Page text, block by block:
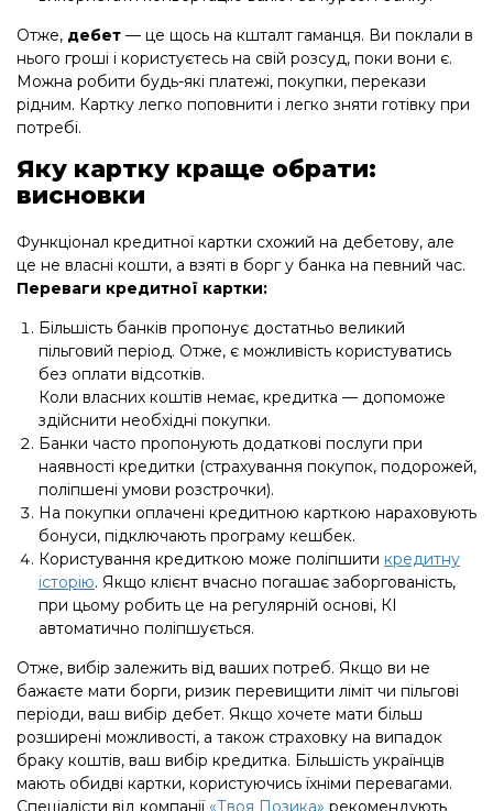
Отже, дебет — це щось на кшталт гаманця. Ви поклали в
нього гроші і користуєтесь на свій розсуд, поки вони є.
Можна робити будь-які платежі, покупки, перекази
рідним. Картку легко поповнити і легко зняти готівку при
потребі.
Яку картку краще обрати:
висновки
Функціонал кредитної картки схожий на дебетову, але
це не власні кошти, а взяті в борг у банка на певний час.
Переваги кредитної картки:
Більшість банків пропонує достатньо великий
пільговий період. Отже, є можливість користуватись
без оплати відсотків.
Коли власних коштів немає, кредитка — допоможе
здійснити необхідні покупки.
Банки часто пропонують додаткові послуги при
наявності кредитки (страхування покупок, подорожей,
поліпшені умови розстрочки).
На покупки оплачені кредитною карткою нараховують
бонуси, підключають програму кешбек.
Користування кредиткою може поліпшити кредитну
історію. Якщо клієнт вчасно погашає заборгованість,
при цьому робить це на регулярній основі, КІ
автоматично поліпшується.
Отже, вибір залежить від ваших потреб. Якщо ви не
бажаєте мати борги, ризик перевищити ліміт чи пільгові
періоди, ваш вибір дебет. Якщо хочете мати більш
розширені можливості, а також страховку на випадок
браку коштів, ваш вибір кредитка. Більшість українців
мають обидві картки, користуючись їхніми перевагами.
Спеціалісти від компанії «Твоя Позика» рекомендують